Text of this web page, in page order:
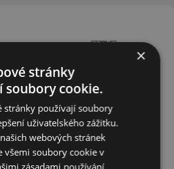
×
stránky
soubory cookie.
stránky používají soubory
uživatelského zážitku.
webových stránek
všemi soubory cookie v
zásadami používání